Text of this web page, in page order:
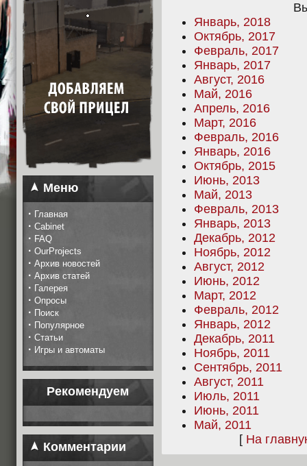
Меню
· Главная
· Cabinet
· FAQ
· OurProjects
· Архив новостей
· Архив статей
· Галерея
· Опросы
· Поиск
· Популярное
· Статьи
· Игры и автоматы
Рекомендуем
Комментарии
Январь, 2018
Октябрь, 2017
Февраль, 2017
Январь, 2017
Август, 2016
Май, 2016
Апрель, 2016
Март, 2016
Февраль, 2016
Январь, 2016
Октябрь, 2015
Июнь, 2013
Май, 2013
Февраль, 2013
Январь, 2013
Декабрь, 2012
Ноябрь, 2012
Август, 2012
Июнь, 2012
Март, 2012
Февраль, 2012
Январь, 2012
Декабрь, 2011
Ноябрь, 2011
Сентябрь, 2011
Август, 2011
Июль, 2011
Июнь, 2011
Май, 2011
[ На